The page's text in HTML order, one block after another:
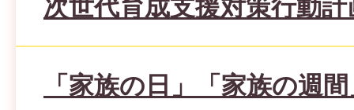
次世代育成支援対策行動計
「家族の日」「家族の週